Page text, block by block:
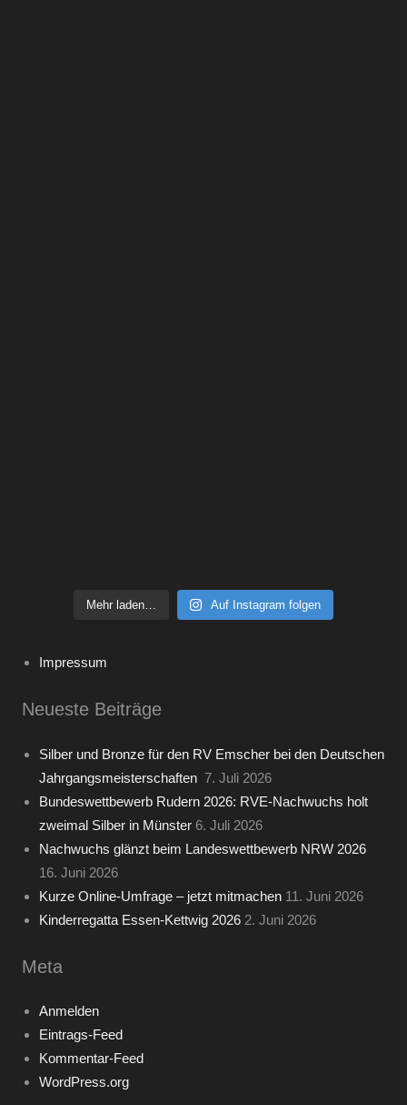
Mehr laden… Auf Instagram folgen
Impressum
Neueste Beiträge
Silber und Bronze für den RV Emscher bei den Deutschen
Jahrgangsmeisterschaften 7. Juli 2026
Bundeswettbewerb Rudern 2026: RVE-Nachwuchs holt
zweimal Silber in Münster 6. Juli 2026
Nachwuchs glänzt beim Landeswettbewerb NRW 2026
16. Juni 2026
Kurze Online-Umfrage – jetzt mitmachen 11. Juni 2026
Kinderregatta Essen-Kettwig 2026 2. Juni 2026
Meta
Anmelden
Eintrags-Feed
Kommentar-Feed
WordPress.org